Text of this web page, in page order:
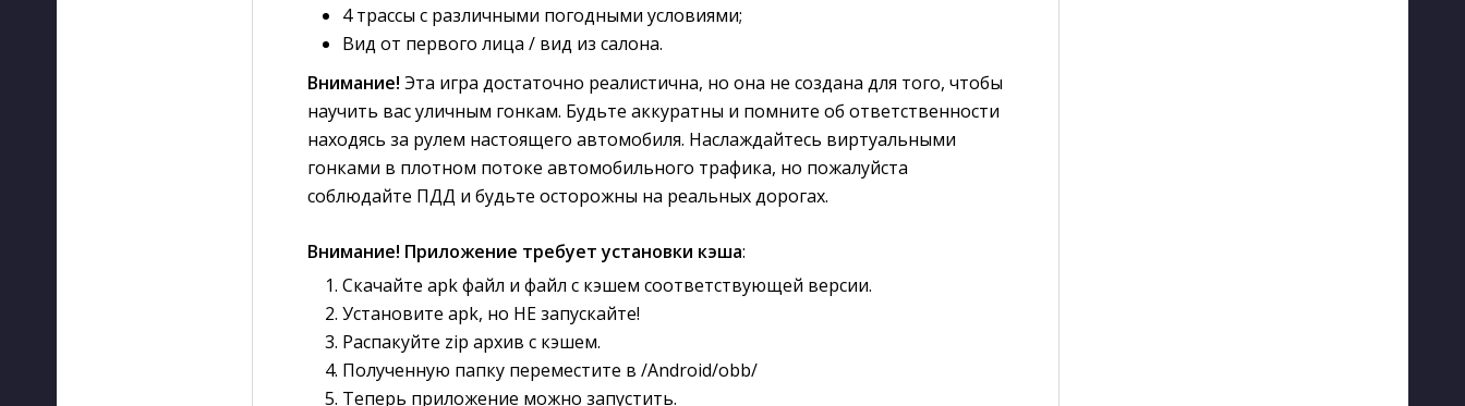
4 трассы с различными погодными условиями;
Вид от первого лица / вид из салона.
Внимание! Эта игра достаточно реалистична, но она не создана для того, чтобы
научить вас уличным гонкам. Будьте аккуратны и помните об ответственности
находясь за рулем настоящего автомобиля. Наслаждайтесь виртуальными
гонками в плотном потоке автомобильного трафика, но пожалуйста
соблюдайте ПДД и будьте осторожны на реальных дорогах.
Внимание! Приложение требует установки кэша:
Скачайте apk файл и файл с кэшем соответствующей версии.
Установите apk, но НЕ запускайте!
Распакуйте zip архив с кэшем.
Полученную папку переместите в /Android/obb/
Теперь приложение можно запустить.